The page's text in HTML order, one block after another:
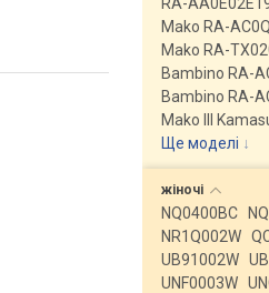
Mako RA-
Mako RA-
Bambino RA-
Bambino RA-
Mako III
Ще моделі ↓
жіночі
NQ0400BC
NR1Q002W
UB91002W
UNF0003W